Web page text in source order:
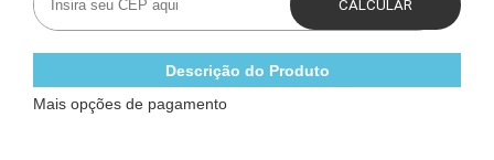
Descrição do Produto
Mais opções de pagamento